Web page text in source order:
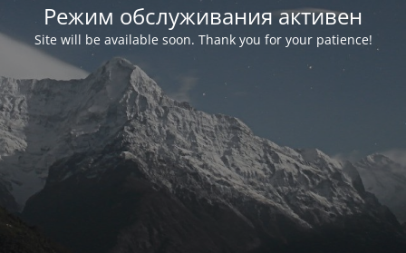
Режим обслуживания активен
Site will be available soon. Thank you for your patience!